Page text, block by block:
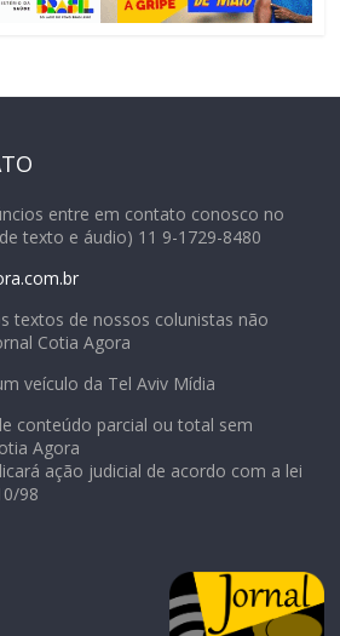
entre em contato conosco no
texto e áudio) 11 9-1729-8480
textos de nossos colunistas não
Cotia Agora
veículo da Tel Aviv Mídia
conteúdo parcial ou total sem
Agora
ação judicial de acordo com a lei
98